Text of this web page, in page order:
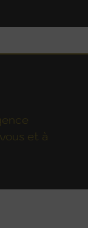
et à